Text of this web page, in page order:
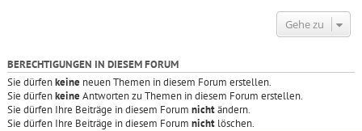
Gehe zu
BERECHTIGUNGEN IN DIESEM FORUM
Sie dürfenkeine neuen Themen in diesem Forum erstellen.
Sie dürfenkeineAntworten zu Themen in diesem Forum erstellen.
Sie dürfen Ihre Beiträge in diesem Forum nichtändern.
Sie dürfen Ihre Beiträge in diesem Forum nicht löschen.